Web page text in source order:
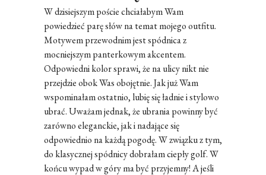
W dzisiejszym poście chciałabym Wam
powiedzieć parę słów na temat mojego outfitu.
Motywem przewodnim jest spódnica z
mocniejszym panterkowym akcentem.
Odpowiedni kolor sprawi, że na ulicy nikt nie
przejdzie obok Was obojętnie. Jak już Wam
wspominałam ostatnio, lubię się ładnie i stylowo
ubrać. Uważam jednak, że ubrania powinny być
zarówno eleganckie, jak i nadające się
odpowiednio na każdą pogodę. W związku z tym,
do klasycznej spódnicy dobrałam ciepły golf. W
końcu wypad w góry ma być przyjemny! A jeśli